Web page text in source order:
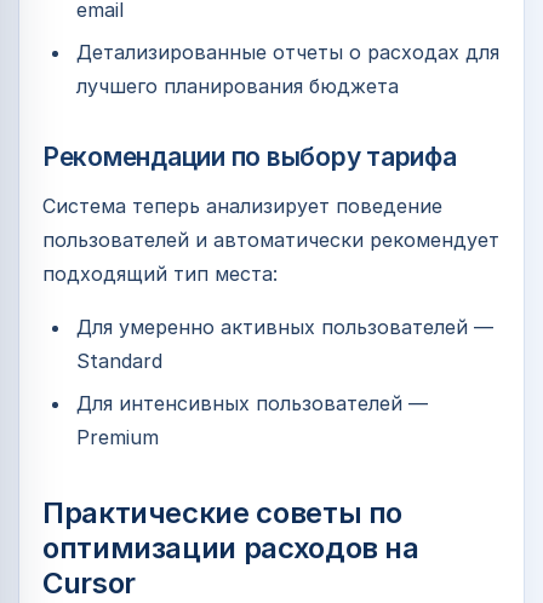
email
Детализированные отчеты о расходах для
лучшего планирования бюджета
Рекомендации по выбору тарифа
Система теперь анализирует поведение
пользователей и автоматически рекомендует
подходящий тип места:
Для умеренно активных пользователей —
Standard
Для интенсивных пользователей —
Premium
Практические советы по
оптимизации расходов на
Cursor